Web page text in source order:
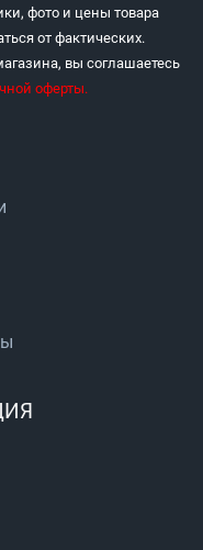
фото и цены товара
от фактических.
вы соглашаетесь
оферты.